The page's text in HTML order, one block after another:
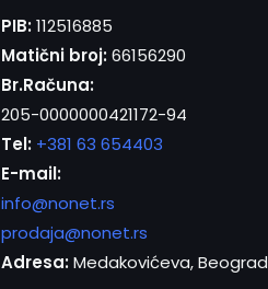
PIB:112516885
Matični broj:66156290
Br.Računa:
205-0000000421172-94
Tel: +381 63 654403
E-mail:
info@nonet.rs
prodaja@nonet.rs
Adresa:Medakovićeva, Beograd